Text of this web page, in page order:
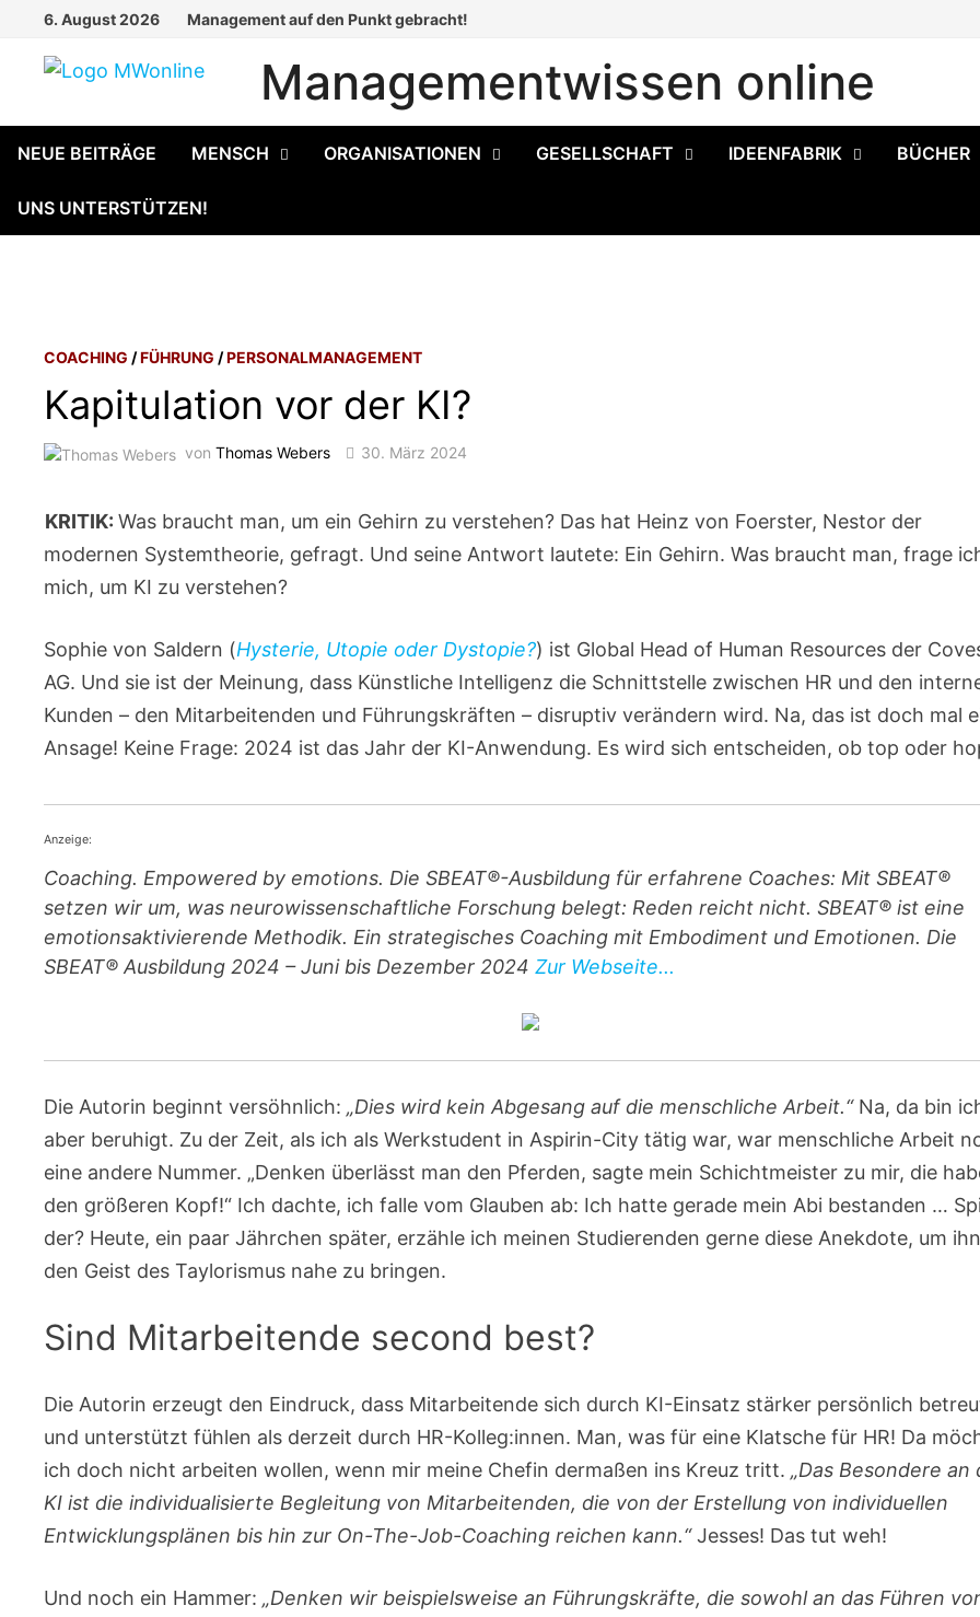
springen
6. August 2026 Management auf den Punkt gebracht!
Managementwissen online
NEUE BEITRÄGE MENSCH ORGANISATIONEN GESELLSCHAFT IDEENFABRIK BÜCHER
UNS UNTERSTÜTZEN!
COACHING /FÜHRUNG /PERSONALMANAGEMENT
Kapitulation vor der KI?
vonThomas Webers 30. März 2024
KRITIK:Was braucht man, um ein Gehirn zu verstehen? Das hat Heinz von Foerster, Nestor der
modernen Systemtheorie, gefragt. Und seine Antwort lautete: Ein Gehirn. Was braucht man, frage
mich, um KI zu verstehen?
Sophie von Saldern (Hysterie, Utopie oder Dystopie?) ist Global Head of Human Resources der
AG. Und sie ist der Meinung, dass Künstliche Intelligenz die Schnittstelle zwischen HR und den
Kunden – den Mitarbeitenden und Führungskräften – disruptiv verändern wird. Na, das ist doch mal
Ansage! Keine Frage: 2024 ist das Jahr der KI-Anwendung. Es wird sich entscheiden, ob top oder
Anzeige:
Coaching. Empowered by emotions. Die SBEAT®-Ausbildung für erfahrene Coaches: Mit SBEAT®
setzen wir um, was neurowissenschaftliche Forschung belegt: Reden reicht nicht. SBEAT® ist eine
emotionsaktivierende Methodik. Ein strategisches Coaching mit Embodiment und Emotionen. Die
SBEAT® Ausbildung 2024 – Juni bis Dezember 2024Zur Webseite...
Die Autorin beginnt versöhnlich:„Dies wird kein Abgesang auf die menschliche Arbeit.“Na, da bin
aber beruhigt. Zu der Zeit, als ich als Werkstudent in Aspirin-City tätig war, war menschliche Arbeit
eine andere Nummer. „Denken überlässt man den Pferden, sagte mein Schichtmeister zu mir, die
den größeren Kopf!“ Ich dachte, ich falle vom Glauben ab: Ich hatte gerade mein Abi bestanden …
der? Heute, ein paar Jährchen später, erzähle ich meinen Studierenden gerne diese Anekdote, um
den Geist des Taylorismus nahe zu bringen.
Sind Mitarbeitende second best?
Die Autorin erzeugt den Eindruck, dass Mitarbeitende sich durch KI-Einsatz stärker persönlich
und unterstützt fühlen als derzeit durch HR-Kolleg:innen. Man, was für eine Klatsche für HR! Da
ich doch nicht arbeiten wollen, wenn mir meine Chefin dermaßen ins Kreuz tritt.„Das Besondere an
KI ist die individualisierte Begleitung von Mitarbeitenden, die von der Erstellung von individuellen
Entwicklungsplänen bis hin zur On-The-Job-Coaching reichen kann.“Jesses! Das tut weh!
Und noch ein Hammer:„Denken wir beispielsweise an Führungskräfte, die sowohl an das Führen